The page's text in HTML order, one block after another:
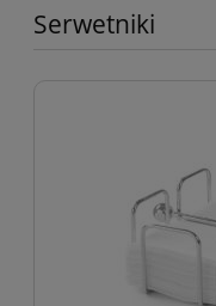
Serwetniki